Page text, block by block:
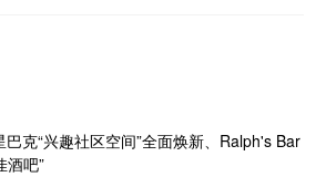
克“兴趣社区空间”全面焕新、Ralph's Bar
酒吧”